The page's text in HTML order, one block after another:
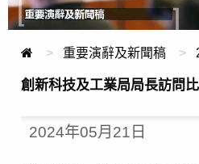
重要演辭及新聞稿
創新科技及工業局局長訪問
2024年05月21日